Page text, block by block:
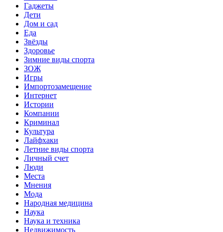
Гаджеты
Дети
Дом и сад
Еда
Звёзды
Здоровье
Зимние виды спорта
ЗОЖ
Игры
Импортозамещение
Интернет
Истории
Компании
Криминал
Культура
Лайфхаки
Летние виды спорта
Личный счет
Люди
Места
Мнения
Мода
Народная медицина
Наука
Наука и техника
Недвижимость